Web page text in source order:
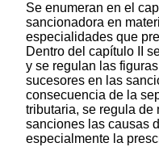
Se enumeran en el
sancionadora en
especialidades que
Dentro del capítulo II
y se regulan las
sucesores en las
consecuencia de la
tributaria, se regula de
sanciones las causas
especialmente la